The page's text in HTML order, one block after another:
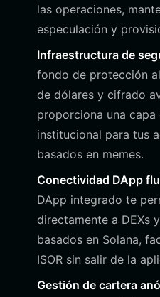
las operaciones,
especulación y
Infraestructura de
fondo de protección
de dólares y cifrado
proporciona una
institucional para tus
basados en memes.
Conectividad DApp
DApp integrado te
directamente a DEXs
basados en Solana,
ISOR sin salir de la
Gestión de cartera